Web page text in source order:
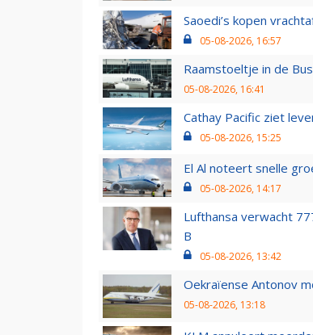
Saoedi’s kopen
05-08-2026, 16:57
Raamstoeltje in de
05-08-2026, 16:41
Cathay Pacific ziet
05-08-2026, 15:25
El Al noteert snelle
05-08-2026, 14:17
Lufthansa verwacht
B
05-08-2026, 13:42
Oekraïense Antonov
05-08-2026, 13:18